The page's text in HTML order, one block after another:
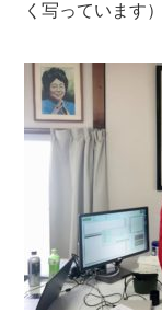
く写っています）